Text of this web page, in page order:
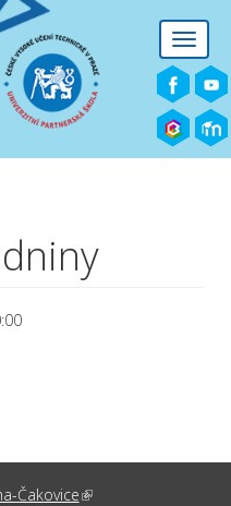
Toggle
Čakovice(link is external)